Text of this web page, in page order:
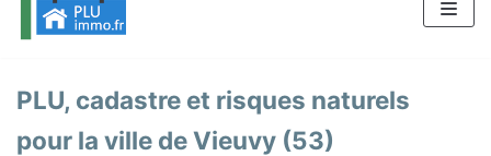
PLU, cadastre et risques naturels
pour la ville de Vieuvy (53)